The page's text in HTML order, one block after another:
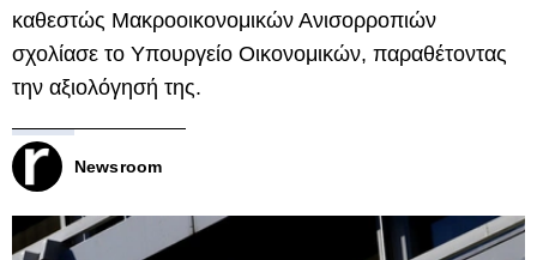
καθεστώς Μακροοικονομικών Ανισορροπιών
σχολίασε το Υπουργείο Οικονομικών, παραθέτοντας
την αξιολόγησή της.
Newsroom